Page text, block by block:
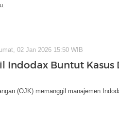
02 Jan 2026 15:50 WIB
Indodax Buntut Kasus
(OJK) memanggil manajemen